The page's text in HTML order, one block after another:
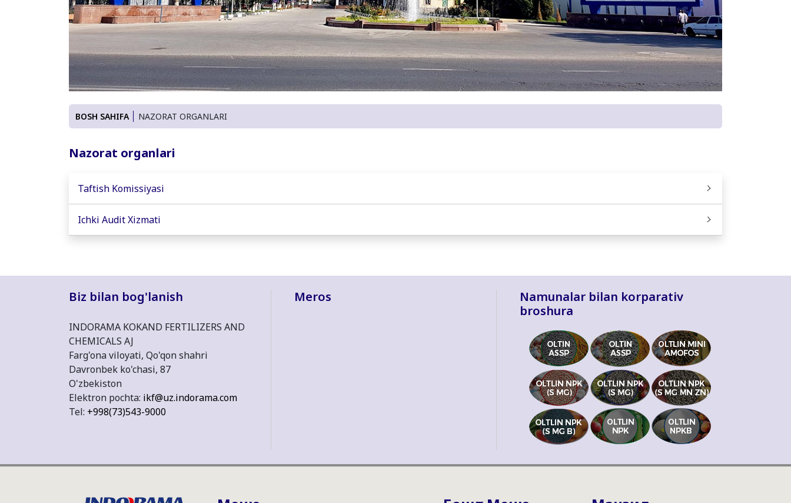
BOSH SAHIFA NAZORAT ORGANLARI
Nazorat organlari
Taftish Komissiyasi
Ichki Audit Xizmati
Biz bilan bog'lanish
INDORAMA KOKAND FERTILIZERS AND
CHEMICALS AJ
Farg'ona viloyati, Qo'qon shahri
Davronbek ko'chasi, 87
O'zbekiston
Elektron pochta: ikf@uz.indorama.com
Tel: +998(73)543-9000
Meros
Namunalar bilan korparativ
broshura